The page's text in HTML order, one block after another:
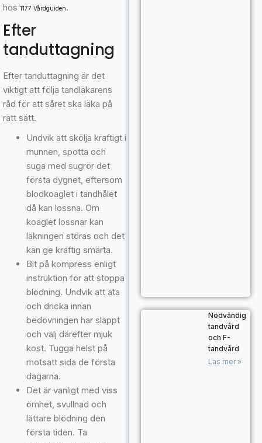
hos 1177 Vårdguiden.
Efter
tanduttagning
Efter tanduttagning är det
viktigt att följa tandläkarens
råd för att såret ska läka på
rätt sätt.
Undvik att skölja kraftigt i
munnen, spotta och
suga med sugrör det
första dygnet, eftersom
blodkoaglet i tandhålet
då kan lossna. Om
koaglet lossnar kan
läkningen störas och det
kan ge kraftig smärta.
Bit på kompress enligt
instruktion för att stoppa
blödning. Undvik att äta
och dricka innan
bedövningen har släppt
och välj därefter mjuk
kost. Tugga helst på
motsatt sida de första
dagarna.
Det är vanligt med viss
ömhet, svullnad och
lättare blödning den
första tiden. Ta
Nödvändig
tandvård
och F-
tandvård
Läs mer »